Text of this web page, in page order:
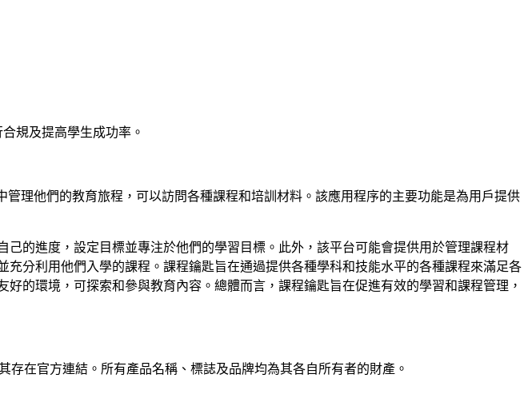
規及提高學生成功率。
理他們的教育旅程，可以訪問各種課程和培訓材料。該應用程序的主要功能是為用戶提供
的進度，設定目標並專注於他們的學習目標。此外，該平台可能會提供用於管理課程材
分利用他們入學的課程。課程鑰匙旨在通過提供各種學科和技能水平的各種課程來滿足各
的環境，可探索和參與教育內容。總體而言，課程鑰匙旨在促進有效的學習和課程管理，
存在官方連結。所有產品名稱、標誌及品牌均為其各自所有者的財產。